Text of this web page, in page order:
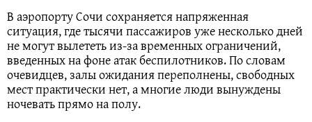
В аэропорту Сочи сохраняется напряженная
ситуация, где тысячи пассажиров уже несколько дней
не могут вылететь из-за временных ограничений,
введенных на фоне атак беспилотников. По словам
очевидцев, залы ожидания переполнены, свободных
мест практически нет, а многие люди вынуждены
ночевать прямо на полу.